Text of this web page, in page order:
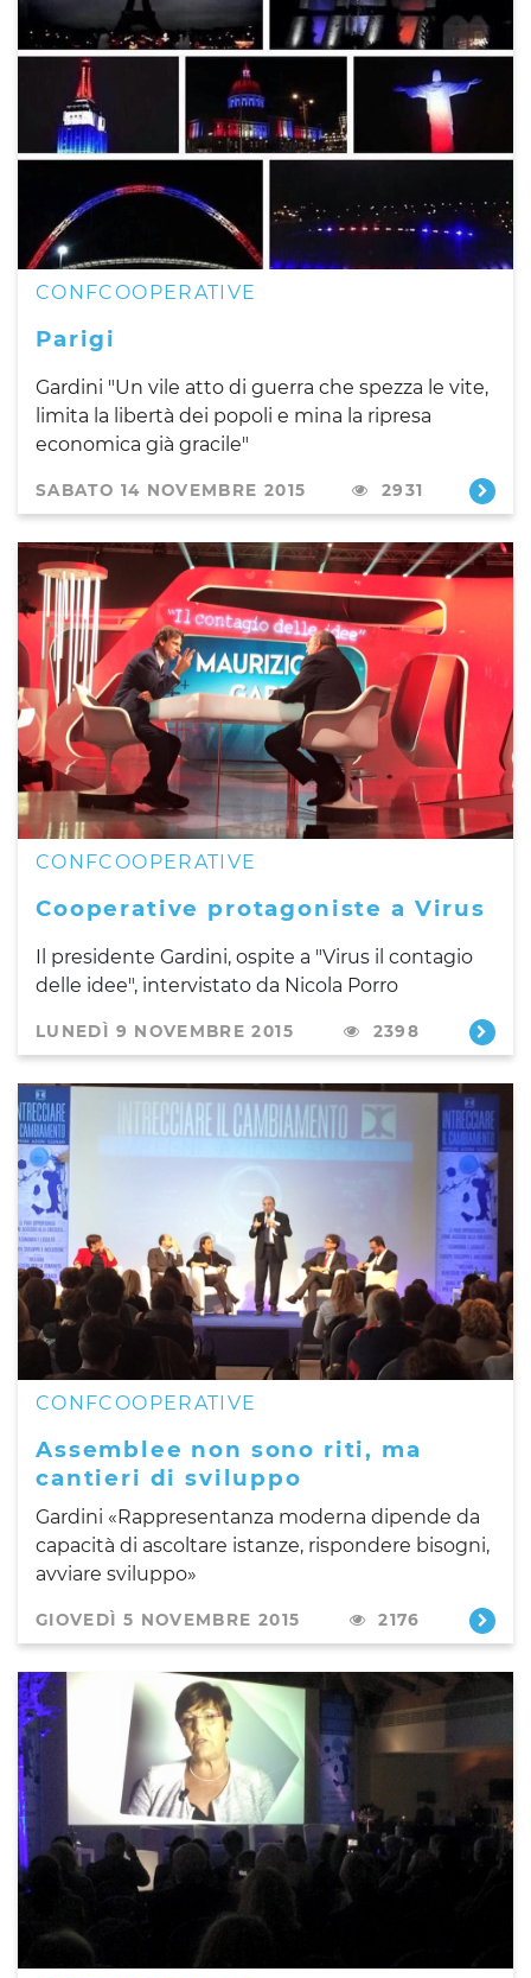
CONFCOOPERATIVE
Parigi
Gardini "Un vile atto di guerra che spezza le vite,
limita la libertà dei popoli e mina la ripresa
economica già gracile"
SABATO 14 NOVEMBRE 2015 2931
CONFCOOPERATIVE
Cooperative protagoniste a Virus
Il presidente Gardini, ospite a "Virus il contagio
delle idee", intervistato da Nicola Porro
LUNEDÌ 9 NOVEMBRE 2015 2398
CONFCOOPERATIVE
Assemblee non sono riti, ma
cantieri di sviluppo
Gardini «Rappresentanza moderna dipende da
capacità di ascoltare istanze, rispondere bisogni,
avviare sviluppo»
GIOVEDÌ 5 NOVEMBRE 2015 2176